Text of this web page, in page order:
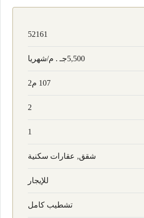
52161
5,500جـ . م/شهريا
107 م2
2
1
شقق, عقارات سكنية
للإيجار
تشطيب كامل